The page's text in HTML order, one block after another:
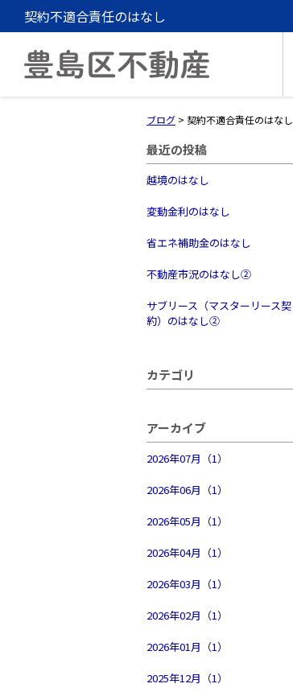
契約不適合責任のはなし
ブログ > 契約不適合責任のはなし
最近の投稿
越境のはなし
変動金利のはなし
省エネ補助金のはなし
不動産市況のはなし②
サブリース（マスターリース契
約）のはなし②
カテゴリ
アーカイブ
2026年07月（1）
2026年06月（1）
2026年05月（1）
2026年04月（1）
2026年03月（1）
2026年02月（1）
2026年01月（1）
2025年12月（1）